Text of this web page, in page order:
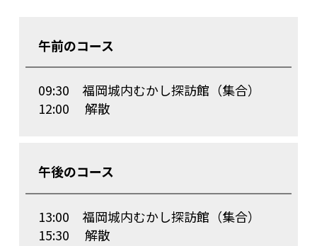
午前のコース
09:30 福岡城内むかし探訪館（集合）
12:00 解散
午後のコース
13:00 福岡城内むかし探訪館（集合）
15:30 解散